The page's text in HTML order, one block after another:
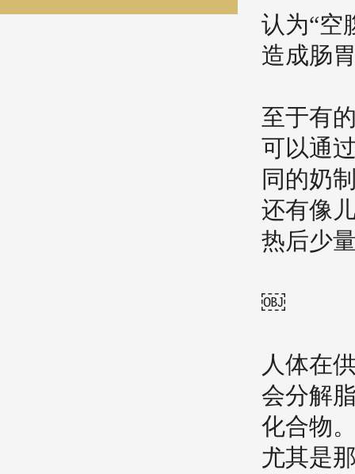
认为“空
造成肠
至于有
可以通
同的奶
还有像
热后少
￼
人体在
会分解
化合物
尤其是